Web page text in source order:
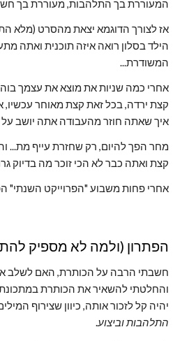
המעוררת בך התלהבות, מעוררת בך
המשודרת...
איך שאתה חוזר מהעבודה אתה יושב
קצת ואתה כבר לא הכי זוכר מה בדיוק
אחרי פחות משבוע "הפרוייקט השנתי"
הפתרון (ולמה לא מספיק
יהיה קל לזכור אותה, כיוון שצירוף
התלהבות וביצוע.